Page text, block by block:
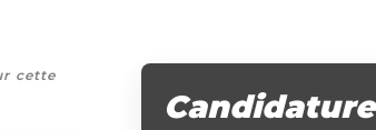
cette
Candidature